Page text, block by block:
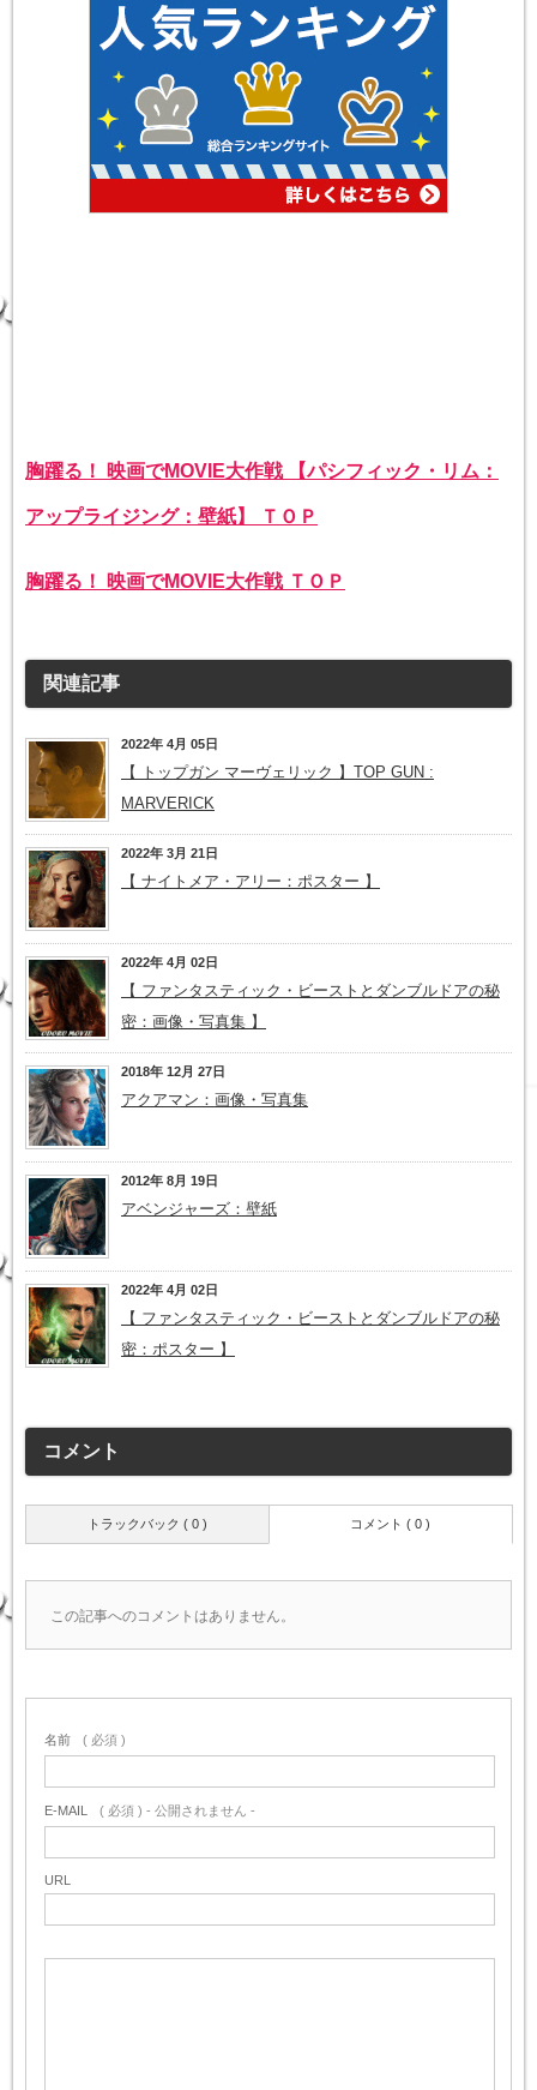
胸躍る！ 映画でMOVIE大作戦 【パシフィック・リム：
アップライジング：壁紙】 ＴＯＰ
胸躍る！ 映画でMOVIE大作戦 ＴＯＰ
関連記事
2022年 4月 05日
【 トップガン マーヴェリック 】TOP GUN :
MARVERICK
2022年 3月 21日
【 ナイトメア・アリー：ポスター 】
2022年 4月 02日
【 ファンタスティック・ビーストとダンブルドアの秘
密：画像・写真集 】
2018年 12月 27日
アクアマン：画像・写真集
2012年 8月 19日
アベンジャーズ：壁紙
2022年 4月 02日
【 ファンタスティック・ビーストとダンブルドアの秘
密：ポスター 】
コメント
トラックバック ( 0 ) コメント ( 0 )
この記事へのコメントはありません。
名前 ( 必須 )
E-MAIL ( 必須 ) - 公開されません -
URL